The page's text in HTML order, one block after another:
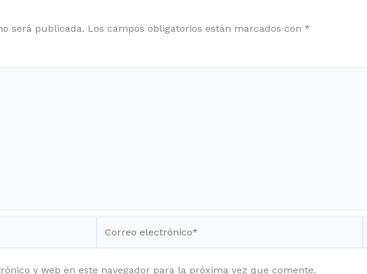
será publicada. Los campos obligatorios están marcados con *
electrónico*
y web en este navegador para la próxima vez que comente.